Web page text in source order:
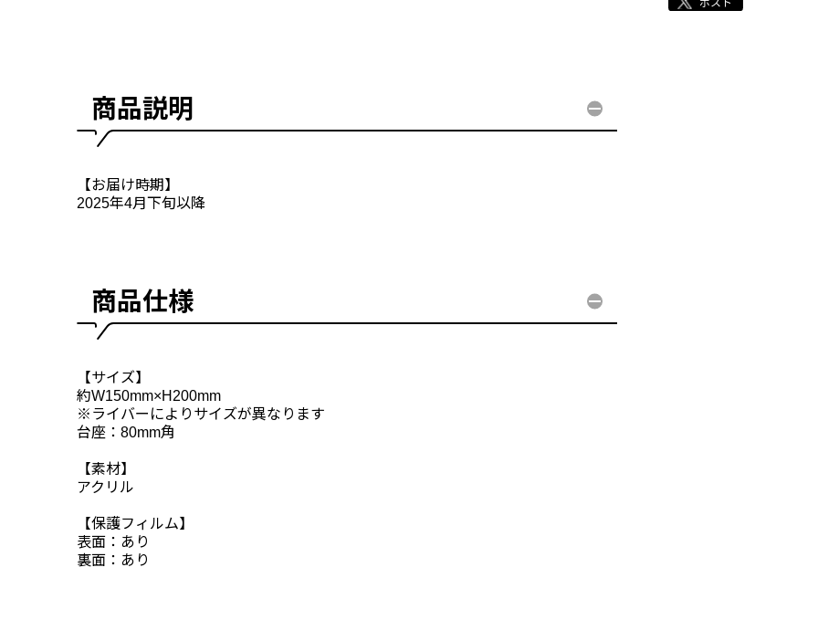
商品説明
【お届け時期】
2025年4月下旬以降
商品仕様
【サイズ】
約W150mm×H200mm
※ライバーによりサイズが異なります
台座：80mm角
【素材】
アクリル
【保護フィルム】
表面：あり
裏面：あり